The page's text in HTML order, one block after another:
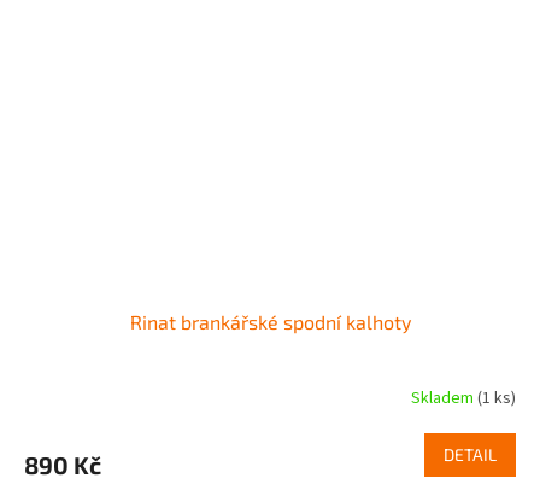
Rinat brankářské spodní kalhoty
je
Skladem(1 ks)
890 Kč DETAIL